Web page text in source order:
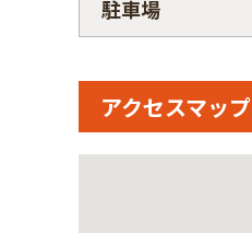
駐車場
アクセスマップ